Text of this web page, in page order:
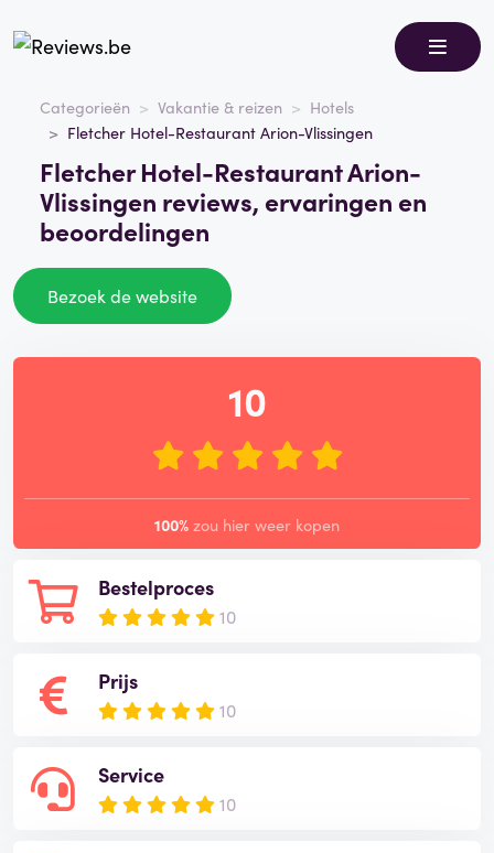
Categorieën Vakantie & reizen
Hotels
Fletcher Hotel-Restaurant Arion-Vlissingen
Fletcher Hotel-Restaurant Arion-
Vlissingen reviews, ervaringen en
beoordelingen
Bezoek de website
Bestelproces
10
Prijs
10
Service
10
10
100% zou hier weer kopen